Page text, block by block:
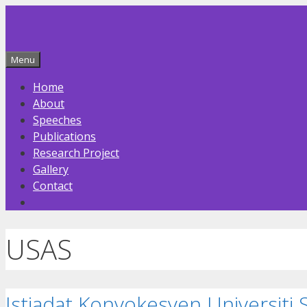
Menu
Home
About
Speeches
Publications
Research Project
Gallery
Contact
USAS